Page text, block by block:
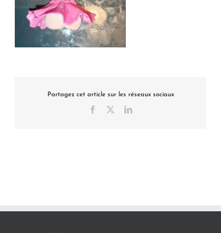
Partagez cet article sur les réseaux sociaux
Facebook LinkedIn